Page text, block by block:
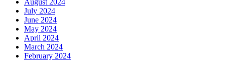
August 2024
July 2024
June 2024
May 2024
April 2024
March 2024
February 2024